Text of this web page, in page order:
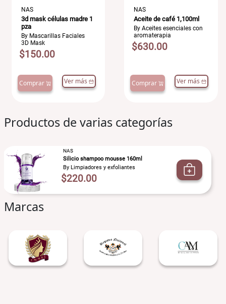
NAS
3d mask células madre 1
pza
By Mascarillas Faciales
3D Mask
$150.00
Comprar Ver más
NAS
Aceite de café 1,100ml
By Aceites esenciales con
aromaterapia
$630.00
Comprar Ver más
Productos de varias categorías
NAS
Silicio shampoo mousse 160ml
By Limpiadores y exfoliantes
$220.00
Marcas